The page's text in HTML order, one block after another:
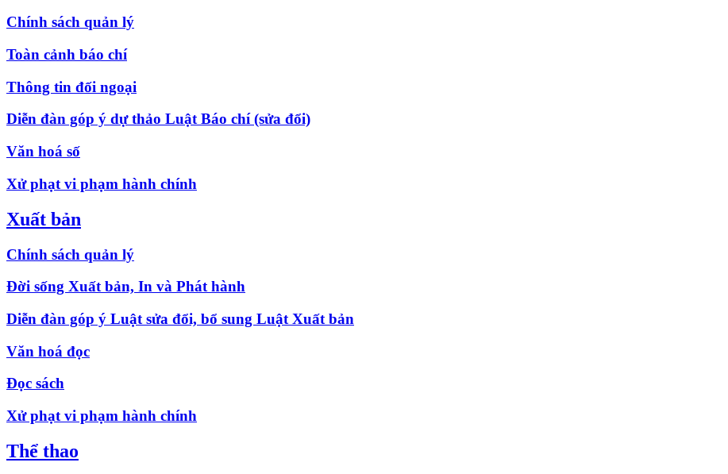
Chính sách quản lý
Toàn cảnh báo chí
Thông tin đối ngoại
Diễn đàn góp ý dự thảo Luật Báo chí (sửa đổi)
Văn hoá số
Xử phạt vi phạm hành chính
Xuất bản
Chính sách quản lý
Đời sống Xuất bản, In và Phát hành
Diễn đàn góp ý Luật sửa đổi, bổ sung Luật Xuất bản
Văn hoá đọc
Đọc sách
Xử phạt vi phạm hành chính
Thể thao